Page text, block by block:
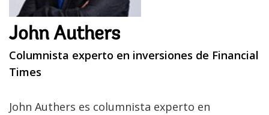
John Authers
Columnista experto en inversiones de Financial
Times
John Authers es columnista experto en